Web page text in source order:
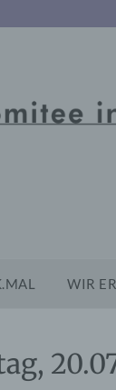
WIR